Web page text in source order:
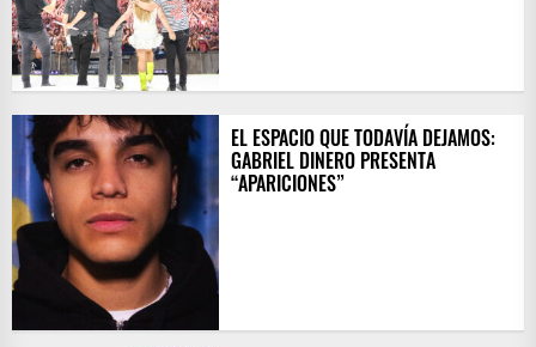
EL ESPACIO QUE TODAVÍA DEJAMOS:
GABRIEL DINERO PRESENTA
“APARICIONES”